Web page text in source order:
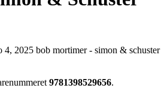
4, 2025 bob mortimer - simon & schuster
9781398529656.